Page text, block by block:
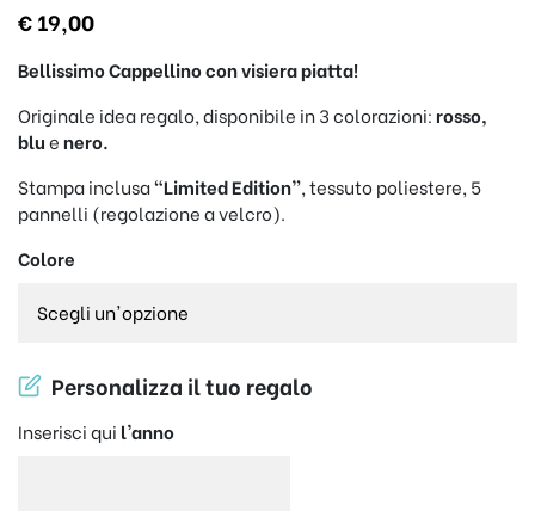
€19,00
Bellissimo Cappellino con visiera piatta!
Originale idea regalo, disponibile in 3 colorazioni: rosso,
bluenero.
Stampa inclusa“Limited Edition”, tessuto poliestere, 5
pannelli (regolazione a velcro).
Colore
Personalizza il tuo regalo
Inserisci qui l'anno